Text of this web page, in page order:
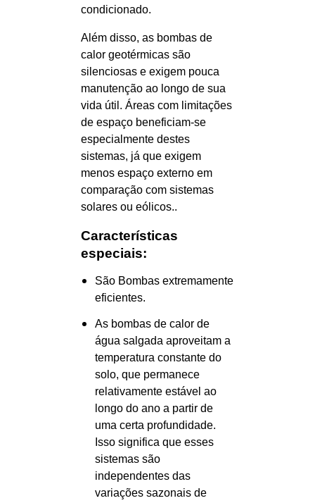
condicionado.
Além disso, as bombas de
calor geotérmicas são
silenciosas e exigem pouca
manutenção ao longo de sua
vida útil. Áreas com limitações
de espaço beneficiam-se
especialmente destes
sistemas, já que exigem
menos espaço externo em
comparação com sistemas
solares ou eólicos..
Características
especiais:
São Bombas extremamente
eficientes.
As bombas de calor de
água salgada aproveitam a
temperatura constante do
solo, que permanece
relativamente estável ao
longo do ano a partir de
uma certa profundidade.
Isso significa que esses
sistemas são
independentes das
variações sazonais de